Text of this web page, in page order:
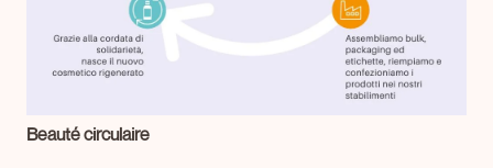
Beauté circulaire